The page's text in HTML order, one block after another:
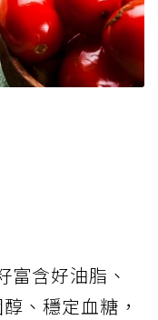
富含好油脂、
、穩定血糖，